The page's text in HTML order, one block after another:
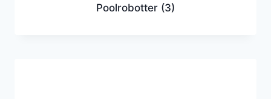
Poolrobotter (3)